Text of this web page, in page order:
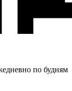
по будням